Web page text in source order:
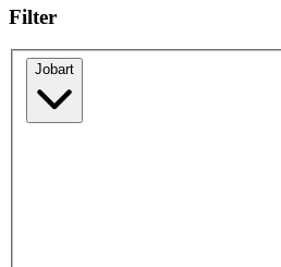
Filter
Jobart